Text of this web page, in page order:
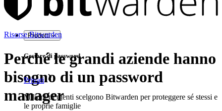
Prodotti
Gestore di password
Privati
Milioni di utenti scelgono Bitwarden per proteggere sé stessi e
le proprie famiglie
Risorse Bitwarden
Perché le grandi aziende hanno
bisogno di un password
manager